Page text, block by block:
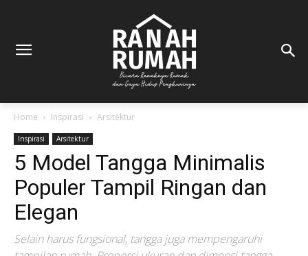
Home Inspirasi Arsitektur
Inspirasi Arsitektur
5 Model Tangga Minimalis
Populer Tampil Ringan dan
Elegan
Selain harus fungsional, tangga juga mempengaruhi